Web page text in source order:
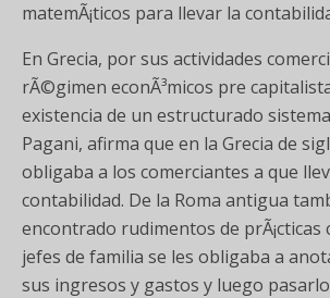
matemÃ¡ticos para llevar la
En Grecia, por sus actividades
rÃ©gimen econÃ³micos pre
existencia de un estructurado
Pagani, afirma que en la Grecia de
obligaba a los comerciantes a que
contabilidad. De la Roma antigua
encontrado rudimentos de prÃ¡cticas
jefes de familia se les obligaba a
sus ingresos y gastos y luego